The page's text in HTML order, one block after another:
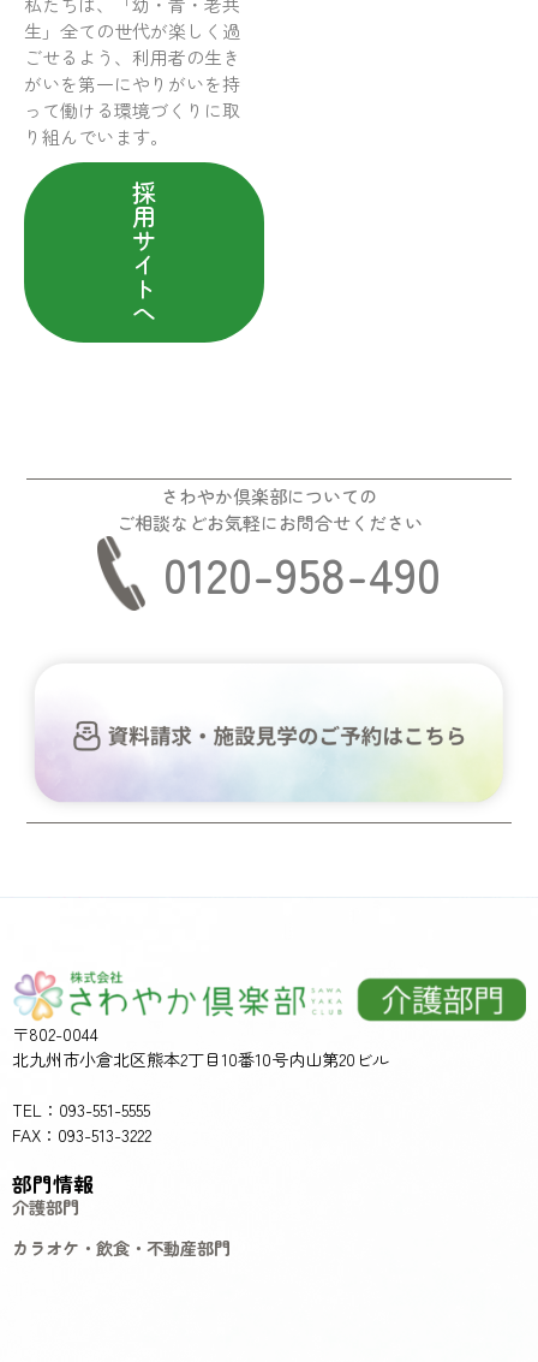
生」全ての世代が楽しく過
ごせるよう、利用者の生き
がいを第一にやりがいを持
って働ける環境づくりに取
り組んでいます。
採
用
サ
イ
ト
へ
さわやか倶楽部についての
ご相談などお気軽にお問合せください
0120-958-490
〒802-0044
北九州市小倉北区熊本2丁目10番10号内山第20ビル
TEL：093-551-5555
FAX：093-513-3222
部門情報
介護部門
カラオケ・飲食・不動産部門